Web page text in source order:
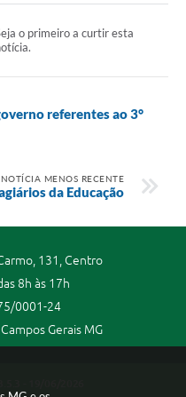
o primeiro a curtir esta
referentes ao 3°
NOTÍCIA MENOS RECENTE
da Educação
131, Centro
8h às 17h
0001-24
Gerais MG